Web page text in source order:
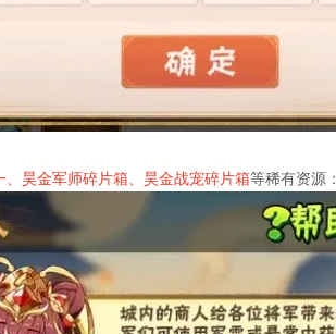
、昊金军师碎片箱、昊金战宠碎片箱等稀有资源：